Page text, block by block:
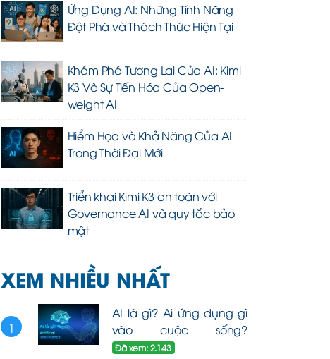
Ứng Dụng AI: Những Tính Năng
Đột Phá và Thách Thức Hiện Tại
Khám Phá Tương Lai Của AI: Kimi
K3 Và Sự Tiến Hóa Của Open-
weight AI
Hiểm Họa và Khả Năng Của AI
Trong Thời Đại Mới
Triển khai Kimi K3 an toàn với
Governance AI và quy tắc bảo
mật
XEM NHIỀU NHẤT
1
AI là gì? Ai ứng dụng gì
vào cuộc sống?
Đã xem: 2.143